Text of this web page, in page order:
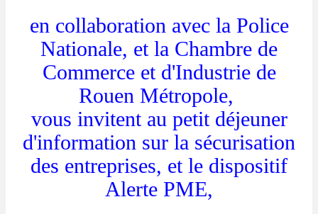
en collaboration avec la Police
Nationale, et la Chambre de
Commerce et d'Industrie de
Rouen Métropole,
vous invitent au petit déjeuner
d'information sur la sécurisation
des entreprises, et le dispositif
Alerte PME,